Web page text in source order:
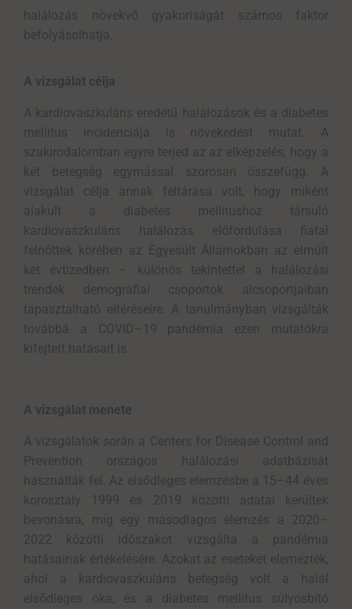
halálozás növekvő gyakoriságát számos faktor
befolyásolhatja.
A vizsgálat célja
A kardiovaszkuláris eredetű halálozások és a diabetes
mellitus incidenciája is növekedést mutat. A
szakirodalomban egyre terjed az az elképzelés, hogy a
két betegség egymással szorosan összefügg. A
vizsgálat célja annak feltárása volt, hogy miként
alakult a diabetes mellitushoz társuló
kardiovaszkuláris halálozás előfordulása fiatal
felnőttek körében az Egyesült Államokban az elmúlt
két évtizedben – különös tekintettel a halálozási
trendek demográfiai csoportok alcsoportjaiban
tapasztalható eltéréseire. A tanulmányban vizsgálták
továbbá a COVID–19 pandémia ezen mutatókra
kifejtett hatásait is.
A vizsgálat menete
A vizsgálatok során a Centers for Disease Control and
Prevention országos halálozási adatbázisát
használták fel. Az elsődleges elemzésbe a 15–44 éves
korosztály 1999 és 2019 közötti adatai kerültek
bevonásra, míg egy másodlagos elemzés a 2020–
2022 közötti időszakot vizsgálta a pandémia
hatásainak értékelésére. Azokat az eseteket elemezték,
ahol a kardiovaszkuláris betegség volt a halál
elsődleges oka, és a diabetes mellitus súlyosbító